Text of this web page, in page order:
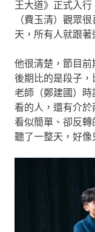
王大道》正式入
（費玉清）觀眾
天，所有人就跟著
他很清楚，節目前
後期比的是段子，
老師（鄭建國）
看的人，還有介
看似簡單、卻反
聽了一整天，好像